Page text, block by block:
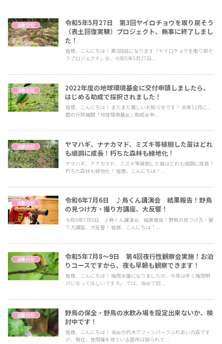
活動日記
令和5年5月27日 第3回ヤイロチョウを取り戻そう
（表土回復実験）プロジェクト、無事に終了しまし
た！
皆様、こんにちは！ 第3回目になります「ヤイロチョウを取り戻そ
うプロジェクト」を、令和5年5月27日...
活動日記
2022年度の地球環境基金に交付申請しましたら、
はじめる助成で採択されました！
皆様、こんにちは！ またまた嬉しいお知らせです！ 去年11月に、
国の行政機関「地球環境基金」助成金申...
活動日記
ヤマハギ、ナナカマド、ミズキ等植樹した苗はどれ
も順調に成長！朽ちた森林も緑地化！
ヤマハギ、ナナカマド、ミズキ等植樹した苗はどれも順調に成長！
朽ちた森林も緑地化！ 皆様、こんにちは！...
活動日記
令和6年7月6日 ♪鳥くん講演会 結果報告！野鳥
の見つけ方・撮り方講座、大反響！
令和6年7月6日 ♪鳥くん講演会 結果報告！野鳥の見つけ方・撮
り方講座、大反響！ 皆様、こんにちは！...
活動日記
令和5年7月8～9日 第4回夜行性観察会実施！お泊
りコースですから、夜も早朝も観察できます！
皆様、こんにちは！ 梅雨本番になりましたが、今年は早く梅雨明
けになってほしいですネ。 では、当会で初...
活動日記
野鳥の保全・野鳥の水飲み場を設定出来ないか、検
討中です！
皆様、こんにちは！ 当会の朽木グリーンパークふれあいの森です
が、現在、使用権を得ている箇所は限られて...